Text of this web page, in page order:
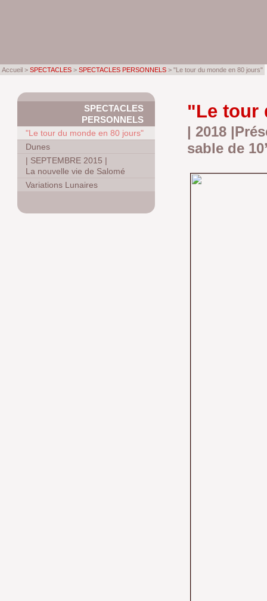
"Le tour
| 2018
sable de
SPECTACLES
PERSONNELS
"Le tour du monde en 80 jours"
Dunes
| SEPTEMBRE 2015 |
La nouvelle vie de Salomé
Variations Lunaires
Accueil > SPECTACLES > SPECTACLES PERSONNELS > "Le tour du monde en 80 jours"